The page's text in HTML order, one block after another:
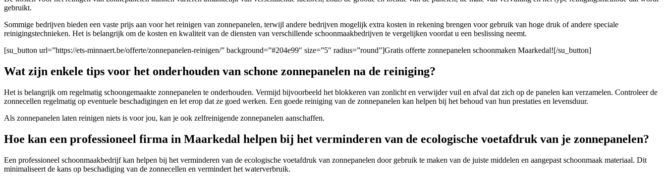
gebruikt.
Sommige bedrijven bieden een vaste prijs aan voor het reinigen van zonnepanelen, terwijl andere bedrijven mogelijk extra kosten in rekening brengen voor gebruik van hoge druk of andere speciale
reinigingstechnieken. Het is belangrijk om de kosten en kwaliteit van de diensten van verschillende schoonmaakbedrijven te vergelijken voordat u een beslissing neemt.
[su_button url=”https://ets-minnaert.be/offerte/zonnepanelen-reinigen/” background=”#204e99″ size=”5″ radius=”round”]Gratis offerte zonnepanelen schoonmaken Maarkedal![/su_button]
Wat zijn enkele tips voor het onderhouden van schone zonnepanelen na de reiniging?
Het is belangrijk om regelmatig schoongemaakte zonnepanelen te onderhouden. Vermijd bijvoorbeeld het blokkeren van zonlicht en verwijder vuil en afval dat zich op de panelen kan verzamelen. Controleer de
zonnecellen regelmatig op eventuele beschadigingen en let erop dat ze goed werken. Een goede reiniging van de zonnepanelen kan helpen bij het behoud van hun prestaties en levensduur.
Als zonnepanelen laten reinigen niets is voor jou, kan je ook zelfreinigende zonnepanelen aanschaffen.
Hoe kan een professioneel firma in Maarkedal helpen bij het verminderen van de ecologische voetafdruk van je zonnepanelen?
Een professioneel schoonmaakbedrijf kan helpen bij het verminderen van de ecologische voetafdruk van zonnepanelen door gebruik te maken van de juiste middelen en aangepast schoonmaak materiaal. Dit
minimaliseert de kans op beschadiging van de zonnecellen en vermindert het waterverbruik.